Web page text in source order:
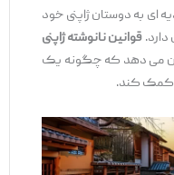
‌ای به دوستان ژاپنی خود
قوانین نانوشته ژاپنی
می‌ دهد که چگونه یک
کمک کند.